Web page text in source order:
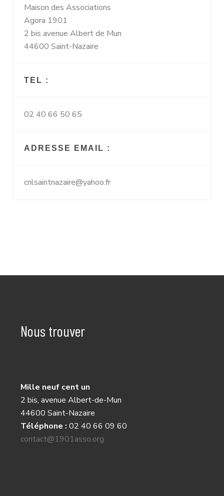
Maison des Associations
Agora 1901
2 bis avenue Albert de Mun
44600 Saint-Nazaire
TEL :
02 40 66 50 65
ADRESSE EMAIL :
cnlsaintnazaire@yahoo.fr
Nous trouver
Mille neuf cent un
2 bis, avenue Albert-de-Mun
44600 Saint-Nazaire
Téléphone : 02 40 66 09 60
contact@1901asso.org